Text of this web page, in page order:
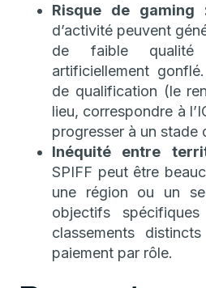
Risque de gaming
d’activité peuvent
de faible
artificiellement
de qualification (le
lieu, correspondre à
progresser à un stade
Inéquité entre
SPIFF peut être
une région ou un
objectifs
classements
paiement par rôle.